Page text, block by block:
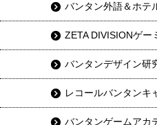
バンタン外語＆ホテ
ZETA DIVISIONゲー
バンタンデザイン研
レコールバンタンキ
バンタンゲームアカ